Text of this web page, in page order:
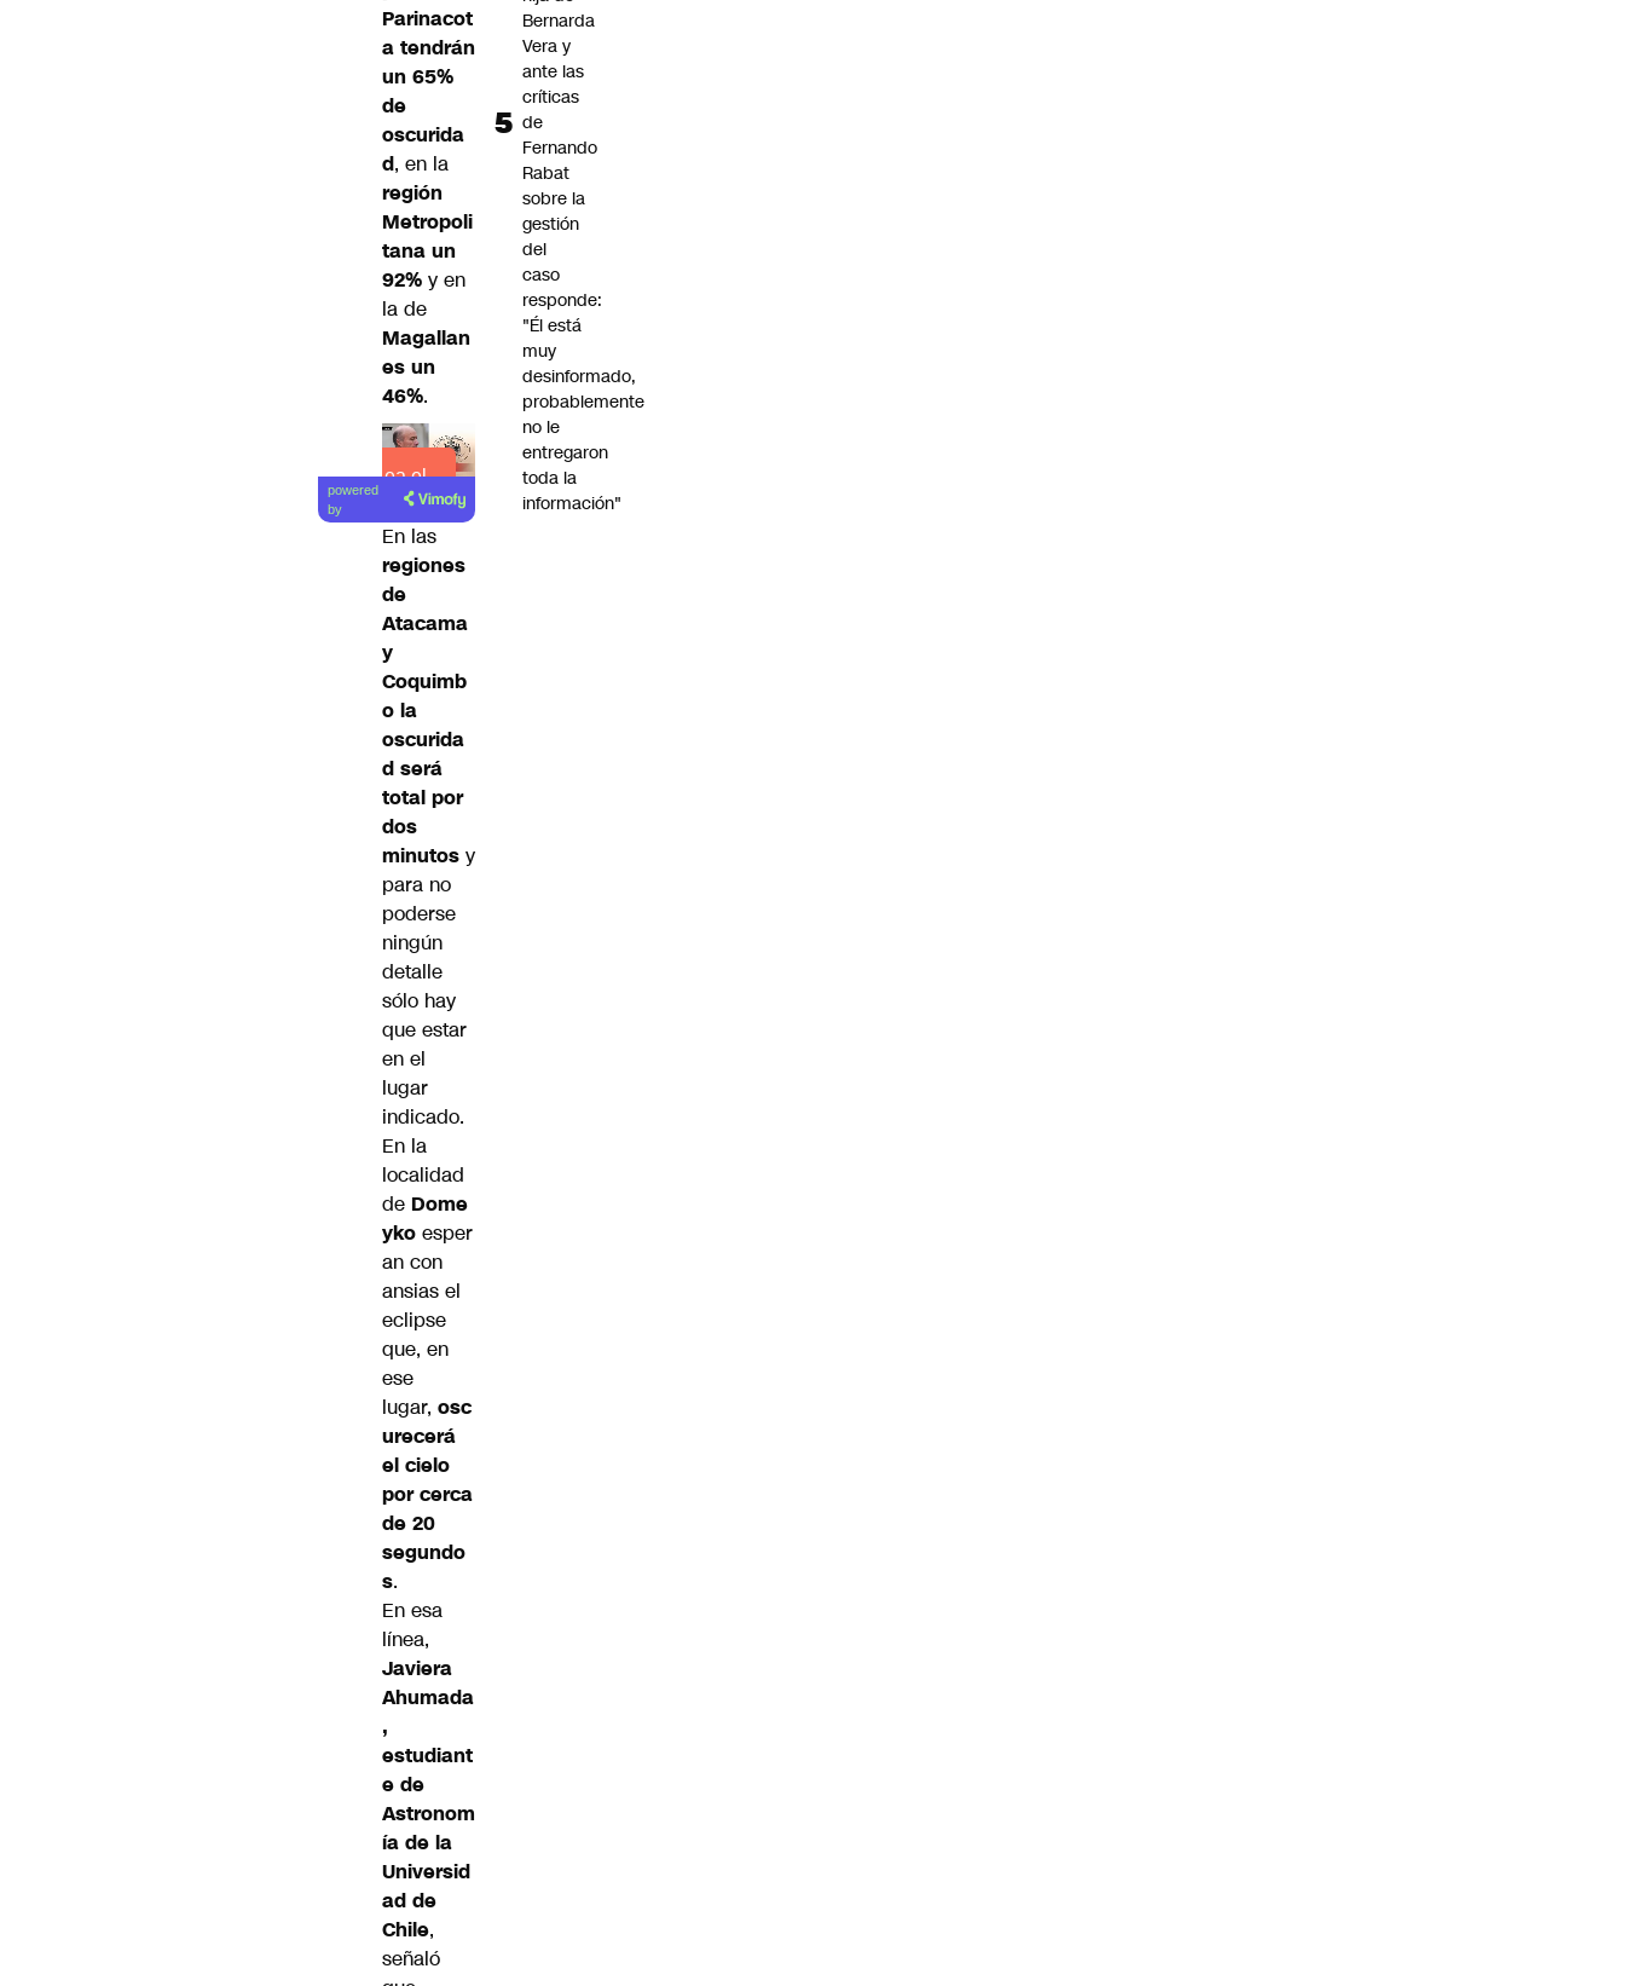
Parinacot
a tendrán
un 65%
de
oscurida
d, en la
región
Metropoli
tana un
92% y en
la de
Magallan
es un
46%.
Lea el
artículo
powered
by
En las
regiones
de
Atacama
y
Coquimb
o la
oscurida
d será
total por
dos
minutos y
para no
poderse
ningún
detalle
sólo hay
que estar
en el
lugar
indicado.
En la
localidad
de Dome
yko esper
an con
ansias el
eclipse
que, en
ese
lugar, osc
urecerá
el cielo
por cerca
de 20
segundo
s.
En esa
línea,
Javiera
Ahumada
,
estudiant
e de
Astronom
ía de la
Universid
ad de
Chile,
señaló
Bernarda
Vera y
ante las
críticas
de
Fernando
Rabat
sobre la
gestión
del
caso
responde:
"Él está
muy
desinformado,
probablemente
no le
entregaron
toda la
información"